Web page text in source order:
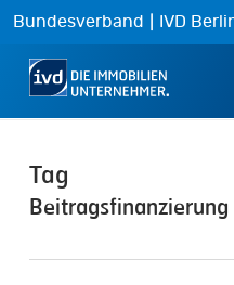
Skip
main
Bundesverband | IVD
Tag
Beitragsfinanzierung